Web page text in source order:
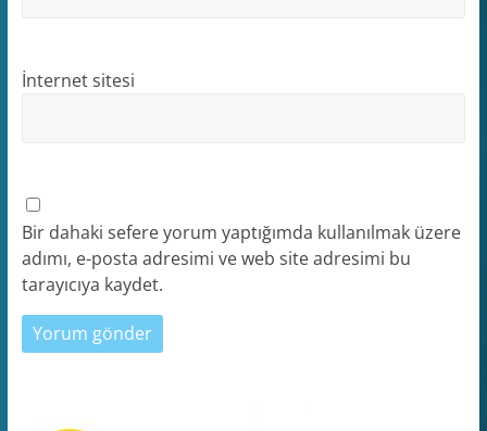
İnternet sitesi
Bir dahaki sefere yorum yaptığımda kullanılmak üzere
adımı, e-posta adresimi ve web site adresimi bu
tarayıcıya kaydet.